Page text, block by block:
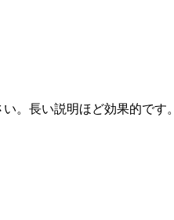
。長い説明ほど効果的です。